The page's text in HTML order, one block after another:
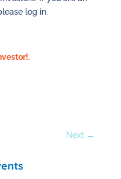
log in.
Next →